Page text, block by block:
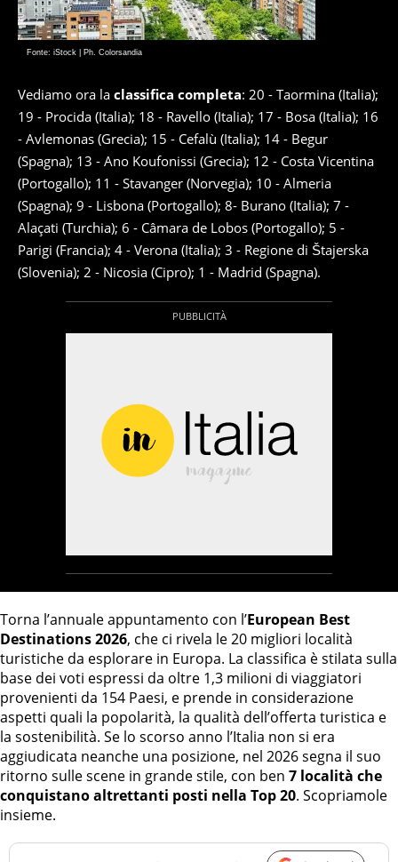
Fonte: iStock | Ph. Colorsandia
Vediamo ora la classifica completa: 20 - Taormina (Italia);
19 - Procida (Italia); 18 - Ravello (Italia); 17 - Bosa (Italia); 16
- Avlemonas (Grecia); 15 - Cefalù (Italia); 14 - Begur
(Spagna); 13 - Ano Koufonissi (Grecia); 12 - Costa Vicentina
(Portogallo); 11 - Stavanger (Norvegia); 10 - Almeria
(Spagna); 9 - Lisbona (Portogallo); 8- Burano (Italia); 7 -
Alaçati (Turchia); 6 - Câmara de Lobos (Portogallo); 5 -
Parigi (Francia); 4 - Verona (Italia); 3 - Regione di Štajerska
(Slovenia); 2 - Nicosia (Cipro); 1 - Madrid (Spagna).
Torna l’annuale appuntamento con l’European Best
Destinations 2026, che ci rivela le 20 migliori località
turistiche da esplorare in Europa. La classifica è stilata sulla
base dei voti espressi da oltre 1,3 milioni di viaggiatori
provenienti da 154 Paesi, e prende in considerazione
aspetti quali la popolarità, la qualità dell’offerta turistica e
la sostenibilità. Se lo scorso anno l’Italia non si era
aggiudicata neanche una posizione, nel 2026 segna il suo
ritorno sulle scene in grande stile, con ben 7 località che
conquistano altrettanti posti nella Top 20. Scopriamole
insieme.